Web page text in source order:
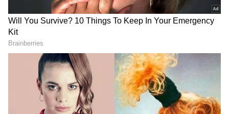
3
Image Credit :X